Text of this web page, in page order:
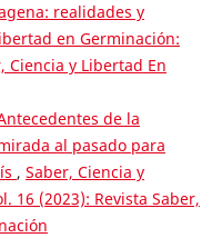
realidades y
en Germinación:
Ciencia y Libertad En
de la
al pasado para
, Saber, Ciencia y
16 (2023): Revista Saber,